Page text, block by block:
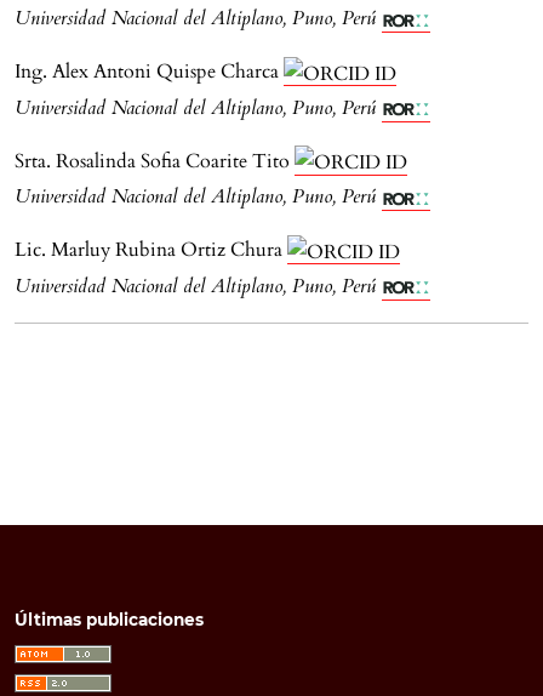
Universidad Nacional del Altiplano, Puno, Perú
Ing. Alex Antoni Quispe Charca
Universidad Nacional del Altiplano, Puno, Perú
Srta. Rosalinda Sofia Coarite Tito
Universidad Nacional del Altiplano, Puno, Perú
Lic. Marluy Rubina Ortiz Chura
Universidad Nacional del Altiplano, Puno, Perú
Últimas publicaciones